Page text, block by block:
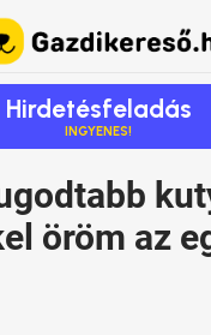
Hirdetésfeladás
INGYENES!
öröm az